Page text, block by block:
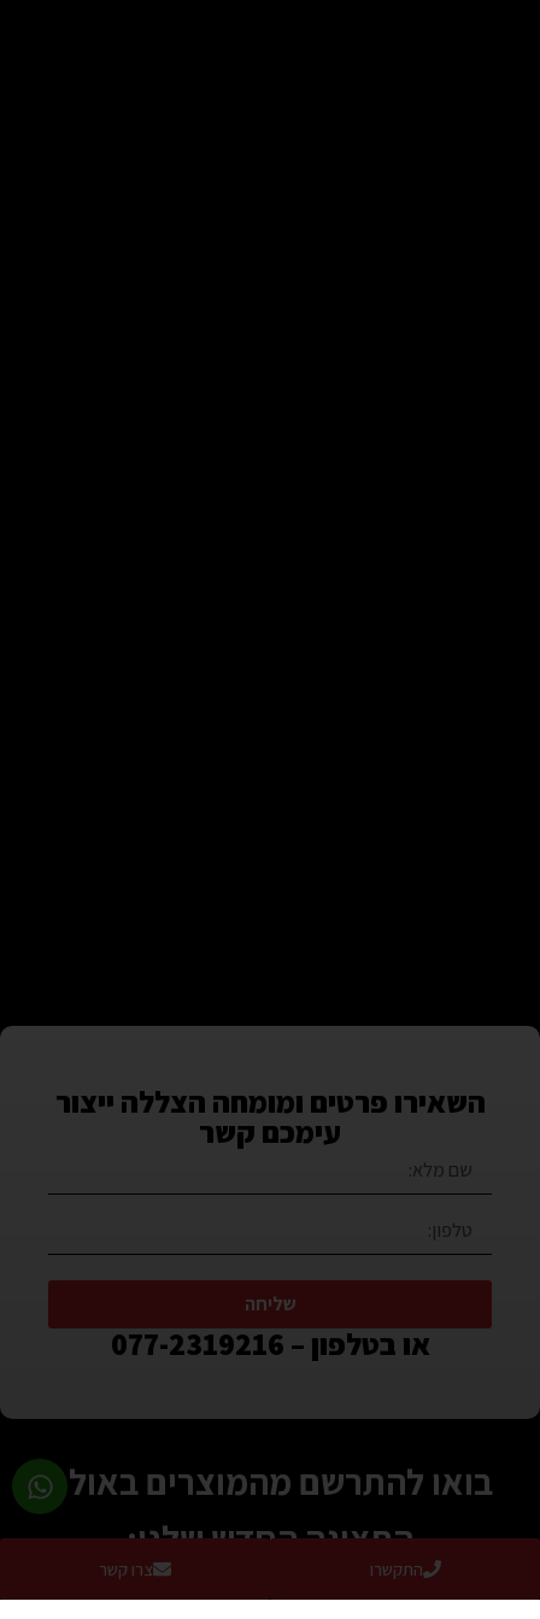
בואו להתרשם מהמוצרים באולם
התצוגה החדש שלנו:
ימים א’-ה’ – 8:30-17:00
השאירו פרטים ומומחה הצללה ייצור
עימכם קשר
שליחה
או בטלפון – 077-2319216
התקשרו צרו קשר